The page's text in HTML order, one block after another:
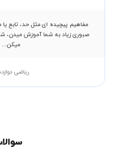
مفاهیم پیچیده ای مثل حد، تابع یا
صبوری زیاد به شما آموزش میدن،
میکن...
ریاضی